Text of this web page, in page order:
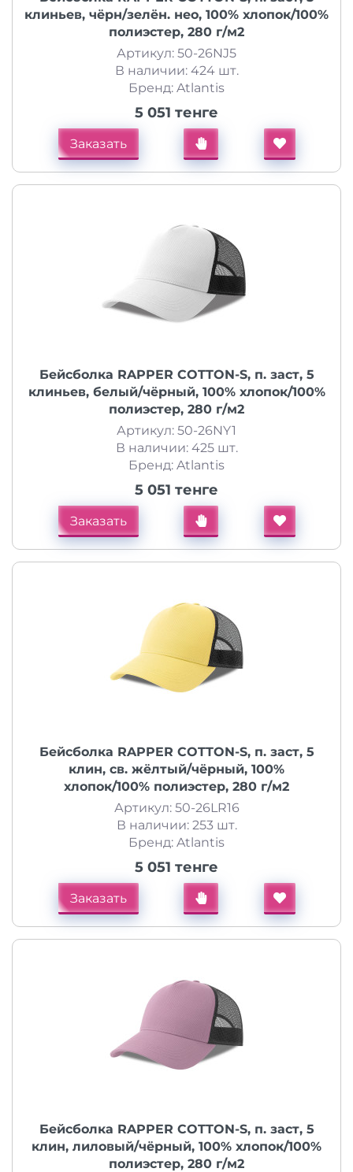
клиньев, чёрн/зелён. нео, 100% хлопок/100%
полиэстер, 280 г/м2
Артикул: 50-26NJ5
В наличии: 424 шт.
Бренд: Atlantis
5 051 тенге
Заказать
Бейсболка RAPPER COTTON-S, п. заст, 5
клиньев, белый/чёрный, 100% хлопок/100%
полиэстер, 280 г/м2
Артикул: 50-26NY1
В наличии: 425 шт.
Бренд: Atlantis
5 051 тенге
Заказать
Бейсболка RAPPER COTTON-S, п. заст, 5
клин, св. жёлтый/чёрный, 100%
хлопок/100% полиэстер, 280 г/м2
Артикул: 50-26LR16
В наличии: 253 шт.
Бренд: Atlantis
5 051 тенге
Заказать
Бейсболка RAPPER COTTON-S, п. заст, 5
клин, лиловый/чёрный, 100% хлопок/100%
полиэстер, 280 г/м2